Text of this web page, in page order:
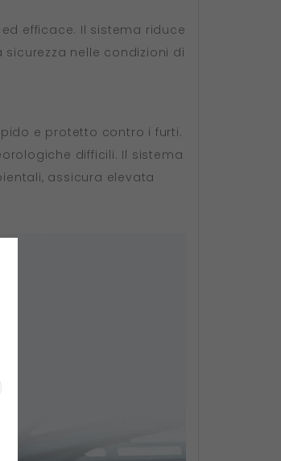
efficace. Il sistema riduce
nelle condizioni di
e protetto contro i furti.
difficili. Il sistema
assicura elevata